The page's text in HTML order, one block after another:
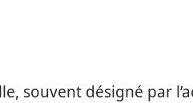
souvent désigné par